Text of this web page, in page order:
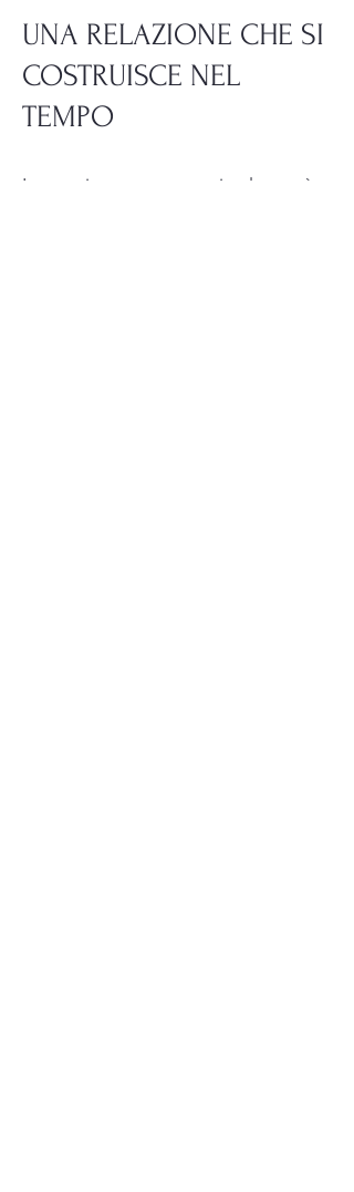
UNA RELAZIONE CHE SI
COSTRUISCE NEL
TEMPO
La convivenza con un animale non è